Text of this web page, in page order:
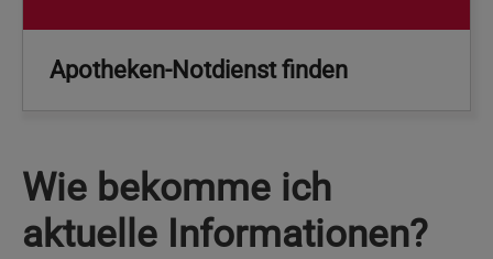
Apotheken-Notdienst finden
Wie bekomme ich
aktuelle Informationen?